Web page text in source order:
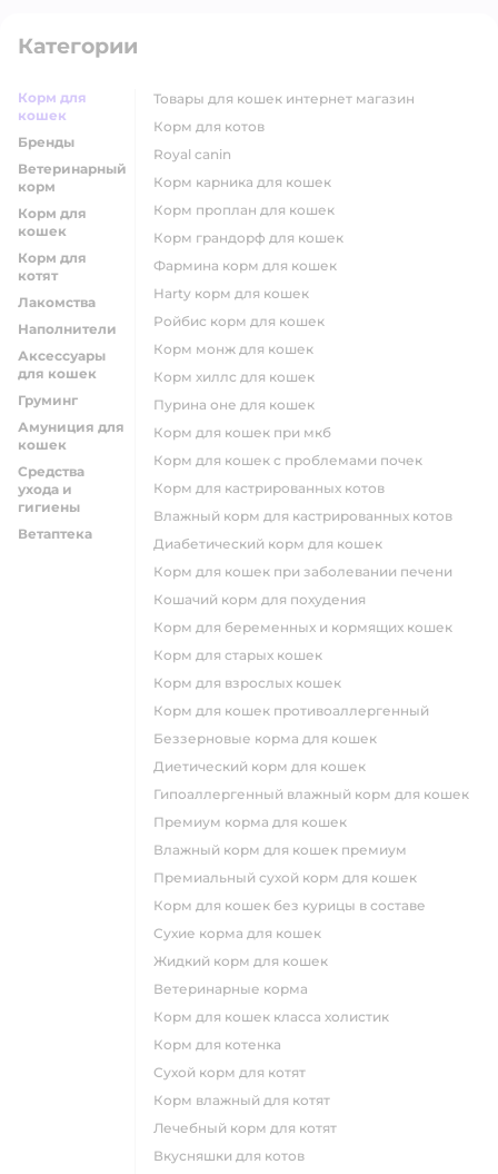
Категории
Корм для
кошек
Бренды
Ветеринарный
корм
Корм для
кошек
Корм для
котят
Лакомства
Наполнители
Аксессуары
для кошек
Груминг
Амуниция для
кошек
Средства
ухода и
гигиены
Ветаптека
товары для кошек интернет магазин
корм для котов
royal canin
корм карника для кошек
корм проплан для кошек
корм грандорф для кошек
фармина корм для кошек
harty корм для кошек
ройбис корм для кошек
корм монж для кошек
корм хиллс для кошек
пурина оне для кошек
корм для кошек при мкб
корм для кошек с проблемами почек
Корм для кастрированных котов
влажный корм для кастрированных котов
диабетический корм для кошек
корм для кошек при заболевании печени
кошачий корм для похудения
корм для беременных и кормящих кошек
корм для старых кошек
корм для взрослых кошек
корм для кошек противоаллергенный
беззерновые корма для кошек
диетический корм для кошек
гипоаллергенный влажный корм для кошек
премиум корма для кошек
влажный корм для кошек премиум
премиальный сухой корм для кошек
корм для кошек без курицы в составе
сухие корма для кошек
жидкий корм для кошек
ветеринарные корма
корм для кошек класса холистик
корм для котенка
сухой корм для котят
корм влажный для котят
лечебный корм для котят
вкусняшки для котов